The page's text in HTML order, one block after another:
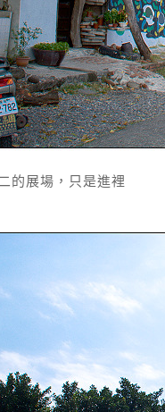
的展場，只是進裡